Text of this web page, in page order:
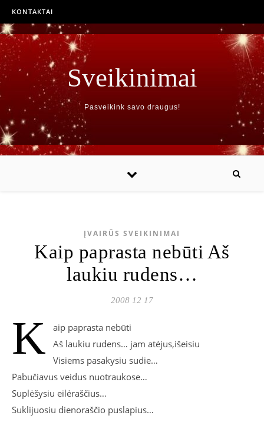
KONTAKTAI
Sveikinimai
Pasveikink savo draugus!
ĮVAIRŪS SVEIKINIMAI
Kaip paprasta nebūti Aš
laukiu rudens…
2008 12 17
K
aip paprasta nebūti
Aš laukiu rudens… jam atėjus,išeisiu
Visiems pasakysiu sudie…
Pabučiavus veidus nuotraukose…
Suplėšysiu eilėraščius…
Suklijuosiu dienoraščio puslapius…